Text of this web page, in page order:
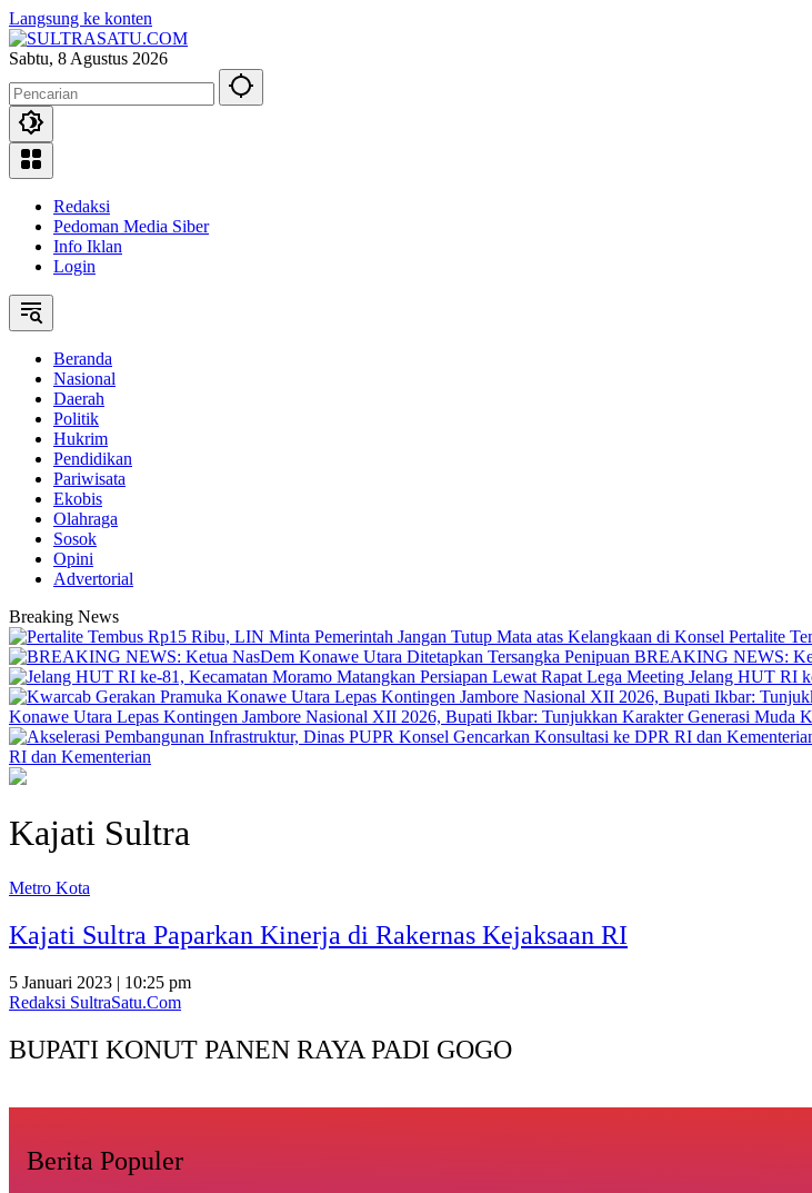
Langsung ke konten
Sabtu, 8 Agustus 2026
Redaksi
Pedoman Media Siber
Info Iklan
Login
Beranda
Nasional
Daerah
Politik
Hukrim
Pendidikan
Pariwisata
Ekobis
Olahraga
Sosok
Opini
Advertorial
Breaking News
‎Pertalite
BREAKING NEWS:
‎Jelang HUT RI
Konawe Utara Lepas Kontingen Jambore Nasional XII 2026, Bupati Ikbar: Tunjukkan Karakter Generasi Muda
RI dan Kementerian
Kajati Sultra
Metro Kota
Kajati Sultra Paparkan Kinerja di Rakernas Kejaksaan RI
5 Januari 2023 | 10:25 pm
Redaksi SultraSatu.Com
BUPATI KONUT PANEN RAYA PADI GOGO
Berita Populer